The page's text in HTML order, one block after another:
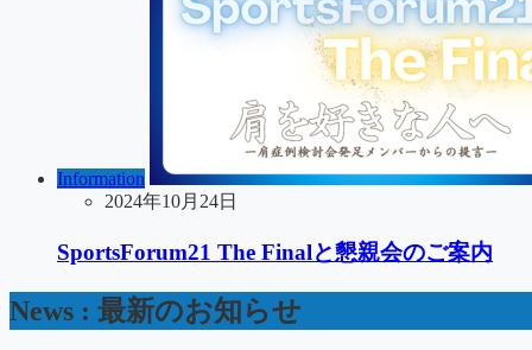
Information
2024年10月24日
SportsForum21 The Finalと懇親会のご案内
News : 最新のお知らせ